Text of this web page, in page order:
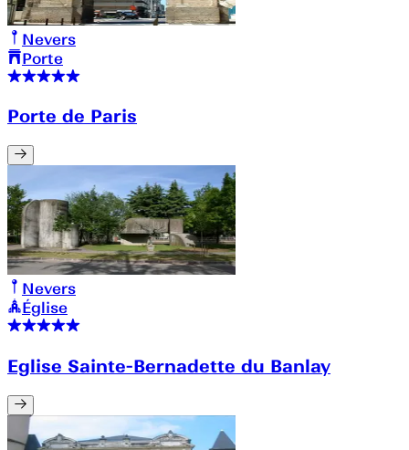
Nevers
Porte
Porte de Paris
Nevers
Église
Eglise Sainte-Bernadette du Banlay